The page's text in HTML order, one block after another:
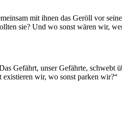
mit ihnen das Geröll vor
sie? Und wo sonst wären wir,
Gefährt, unser Gefährte, schwebt
existieren wir, wo sonst parken wir?“